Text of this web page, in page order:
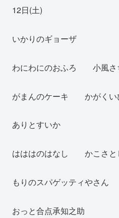
12日(土)
いかりのギョーザ
わにわにのおふろ 小風さ
がまんのケーキ かがくい
ありとすいか
はははのはなし かこさと
もりのスパゲッティやさん
おっと合点承知之助